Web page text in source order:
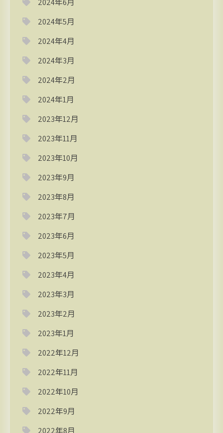
2024年6月
2024年5月
2024年4月
2024年3月
2024年2月
2024年1月
2023年12月
2023年11月
2023年10月
2023年9月
2023年8月
2023年7月
2023年6月
2023年5月
2023年4月
2023年3月
2023年2月
2023年1月
2022年12月
2022年11月
2022年10月
2022年9月
2022年8月